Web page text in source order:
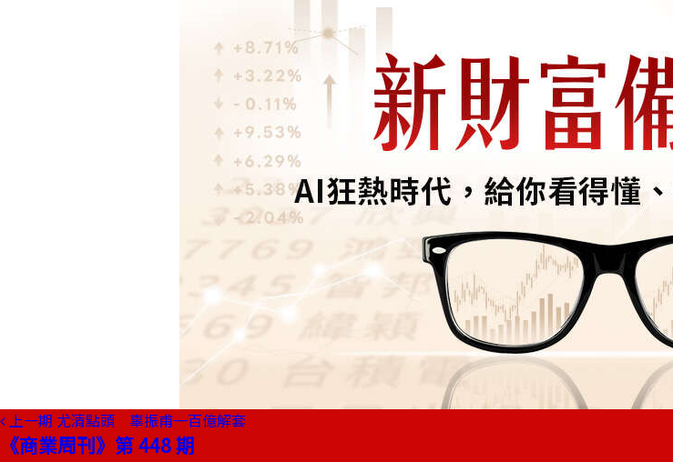
上一期 尤清點頭 辜振甫一百億解套
《商業周刊》第 448 期